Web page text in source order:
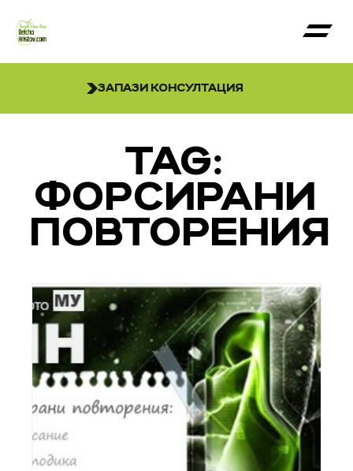
ЗАПАЗИ КОНСУЛТАЦИЯ
TAG:
ФОРСИРАНИ
ПОВТОРЕНИЯ